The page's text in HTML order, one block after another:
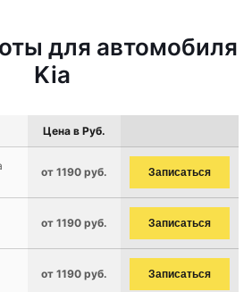
для автомобиля
Kia
Цена в Руб.
от 1190 руб. Записаться
от 1190 руб. Записаться
от 1190 руб. Записаться